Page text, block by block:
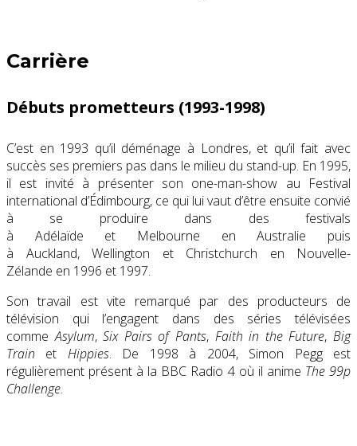
Carrière
Débuts prometteurs (1993-1998)
C’est en 1993 qu’il déménage à Londres, et qu’il fait avec
succès ses premiers pas dans le milieu du stand-up. En 1995,
il est invité à présenter son one-man-show au Festival
international d’Édimbourg, ce qui lui vaut d’être ensuite convié
à se produire dans des festivals
à Adélaïde et Melbourne en Australie puis
à Auckland, Wellington et Christchurch en Nouvelle-
Zélande en 1996 et 1997.
Son travail est vite remarqué par des producteurs de
télévision qui l’engagent dans des séries télévisées
commeAsylum,Six Pairs of Pants, Faith in the Future,Big
Train et Hippies. De 1998 à 2004, Simon Pegg est
régulièrement présent à la BBC Radio 4 où il anime The 99p
Challenge.